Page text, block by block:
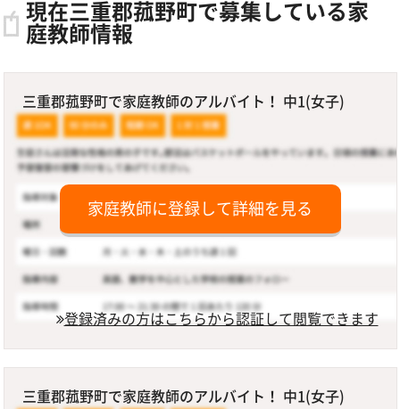
現在三重郡菰野町で募集している家
庭教師情報
三重郡菰野町で家庭教師のアルバイト！ 中1(女子)
家庭教師に登録して詳細を見る
登録済みの方はこちらから認証して閲覧できます
三重郡菰野町で家庭教師のアルバイト！ 中1(女子)